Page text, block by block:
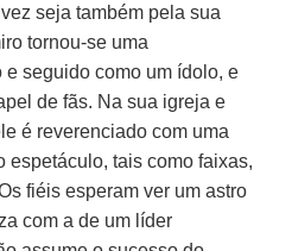
seja também pela sua
tornou-se uma
seguido como um ídolo, e
de fãs. Na sua igreja e
é reverenciado com uma
espetáculo, tais como faixas,
fiéis esperam ver um astro
com a de um líder